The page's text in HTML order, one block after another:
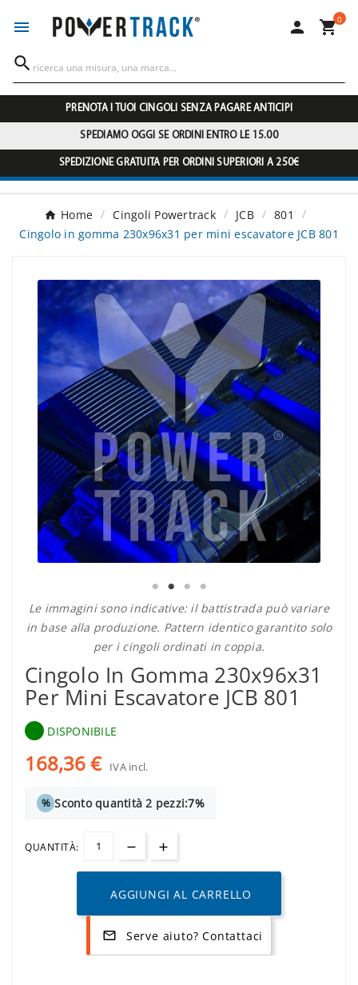
  0

PRENOTA I TUOI CINGOLI SENZA PAGARE ANTICIPI
SPEDIAMO OGGI SE ORDINI ENTRO LE 15.00
SPEDIZIONE GRATUITA PER ORDINI SUPERIORI A 250€
Home Cingoli Powertrack JCB
801
Cingolo in gomma 230x96x31 per mini escavatore JCB 801
Le immagini sono indicative: il battistrada può variare
in base alla produzione. Pattern identico garantito solo
per i cingoli ordinati in coppia.
Cingolo In Gomma 230x96x31
Per Mini Escavatore JCB 801
DISPONIBILE
168,36 € IVA incl.
% Sconto quantità 2 pezzi:7%
QUANTITÀ:
AGGIUNGI AL CARRELLO
mail_outline Serve aiuto? Contattaci